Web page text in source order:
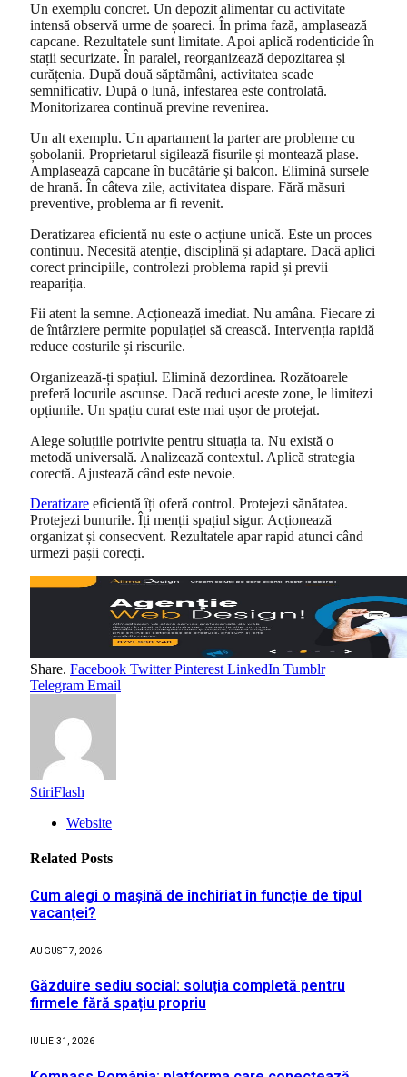
Un exemplu concret. Un depozit alimentar cu activitate
intensă observă urme de șoareci. În prima fază, amplasează
capcane. Rezultatele sunt limitate. Apoi aplică rodenticide în
stații securizate. În paralel, reorganizează depozitarea și
curățenia. După două săptămâni, activitatea scade
semnificativ. După o lună, infestarea este controlată.
Monitorizarea continuă previne revenirea.
Un alt exemplu. Un apartament la parter are probleme cu
șobolanii. Proprietarul sigilează fisurile și montează plase.
Amplasează capcane în bucătărie și balcon. Elimină sursele
de hrană. În câteva zile, activitatea dispare. Fără măsuri
preventive, problema ar fi revenit.
Deratizarea eficientă nu este o acțiune unică. Este un proces
continuu. Necesită atenție, disciplină și adaptare. Dacă aplici
corect principiile, controlezi problema rapid și previi
reapariția.
Fii atent la semne. Acționează imediat. Nu amâna. Fiecare zi
de întârziere permite populației să crească. Intervenția rapidă
reduce costurile și riscurile.
Organizează-ți spațiul. Elimină dezordinea. Rozătoarele
preferă locurile ascunse. Dacă reduci aceste zone, le limitezi
opțiunile. Un spațiu curat este mai ușor de protejat.
Alege soluțiile potrivite pentru situația ta. Nu există o
metodă universală. Analizează contextul. Aplică strategia
corectă. Ajustează când este nevoie.
Deratizare eficientă îți oferă control. Protejezi sănătatea.
Protejezi bunurile. Îți menții spațiul sigur. Acționează
organizat și consecvent. Rezultatele apar rapid atunci când
urmezi pașii corecți.
Share. Facebook Twitter Pinterest LinkedIn Tumblr
Telegram Email
StiriFlash
Website
Related Posts
Cum alegi o mașină de închiriat în funcție de tipul
vacanței?
AUGUST 7, 2026
Găzduire sediu social: soluția completă pentru
firmele fără spațiu propriu
IULIE 31, 2026